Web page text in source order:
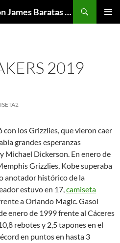
Camisetas Lakers | Lebron James Baratas 2024 – Micamisetanba
2019
con los Grizzlies, que vieron caer
grandes esperanzas
Michael Dickerson. En enero de
Grizzlies, Kobe superaba
anotador histórico de la
estuvo en 17,camiseta
a Orlando Magic. Gasol
enero de 1999 frente al Cáceres
rebotes y 2,5 tapones en el
en puntos en hasta 3